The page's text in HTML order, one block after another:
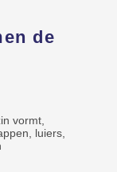
de
vormt,
luiers,